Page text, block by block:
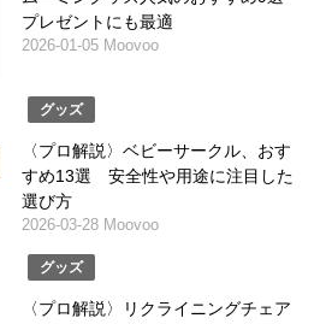
プレゼントにも最適
2026-01-05 Moovoo
グッズ
〈プロ解説〉ベビーサークル、おす
すめ13選 安全性や用途に注目した
選び方
2026-03-28 Moovoo
グッズ
〈プロ解説〉リクライニングチェア